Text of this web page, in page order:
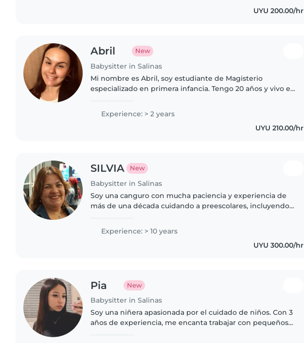
UYU 200.00/hr
Abril New
Babysitter in Salinas
Mi nombre es Abril, soy estudiante de Magisterio
especializado en primera infancia. Tengo 20 años y vivo en
conocimiento pedagocios..
Experience: > 2 years
UYU 210.00/hr
SILVIA New
Babysitter in Salinas
Soy una canguro con mucha paciencia y experiencia de
más de una década cuidando a preescolares, incluyendo a
Experience: > 10 years
UYU 300.00/hr
Pia New
Babysitter in Salinas
Soy una niñera apasionada por el cuidado de niños. Con 3
años de experiencia, me encanta trabajar con pequeños